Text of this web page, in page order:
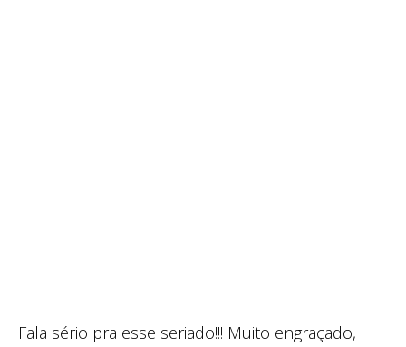
Fala sério pra esse seriado!!! Muito engraçado,